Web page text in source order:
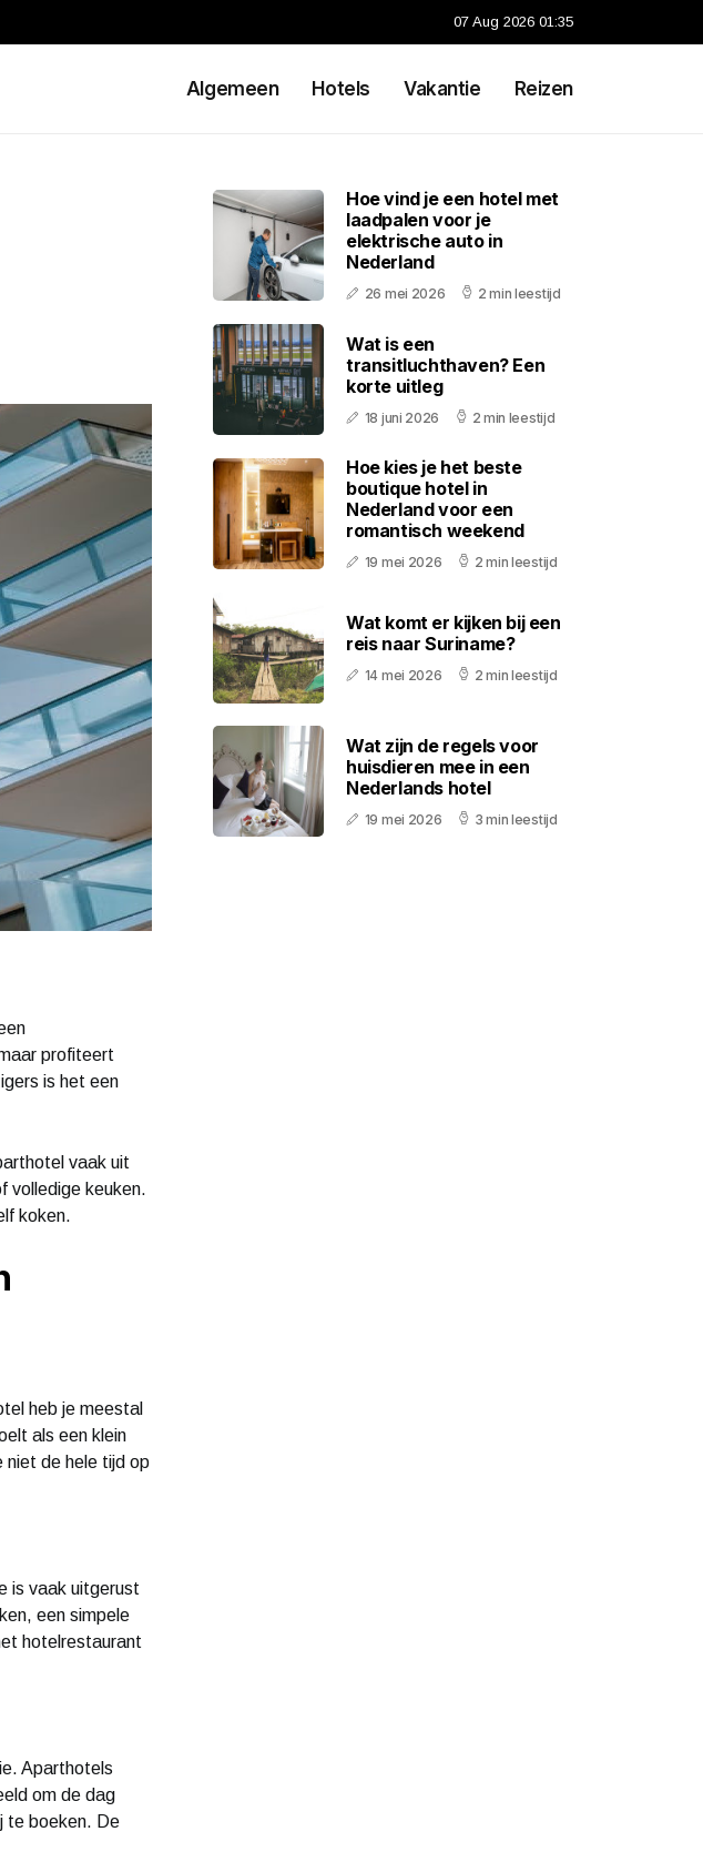
07 Aug 2026 01:35
Algemeen Hotels Vakantie Reizen
profiteert
is het een
vaak uit
volledige keuken.
koken.
heb je meestal
als een klein
niet de hele tijd op
is vaak uitgerust
een simpele
hotelrestaurant
Aparthotels
om de dag
te boeken. De
Hoe vind je een hotel met
laadpalen voor je
elektrische auto in
Nederland
26 mei 2026 2 min leestijd
Wat is een
transitluchthaven? Een
korte uitleg
18 juni 2026 2 min leestijd
Hoe kies je het beste
boutique hotel in
Nederland voor een
romantisch weekend
19 mei 2026 2 min leestijd
Wat komt er kijken bij een
reis naar Suriname?
14 mei 2026 2 min leestijd
Wat zijn de regels voor
huisdieren mee in een
Nederlands hotel
19 mei 2026 3 min leestijd